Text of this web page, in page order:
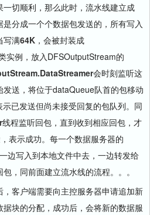
切顺利，那么此时，流水线建立成
分成一个个数据包发送的，所有写入
写满64K ，会被封装成
实例，放入DFSOutputStream的
会时刻监听这
送，将位于dataQueue队首的包移动
已发送但尚未接受回复的包队列。同
线程监听回包，直到收到相应回包，才
表示成功。每一个数据服务器的
边写入到本地文件中去，一边转发给
，同前面建立流水线的流程。。。
客户端需要向主控服务器申请追加新
块的分配，成功后，会将新的数据服